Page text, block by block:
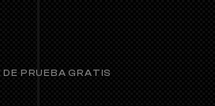
DE PRUEBA GRATIS